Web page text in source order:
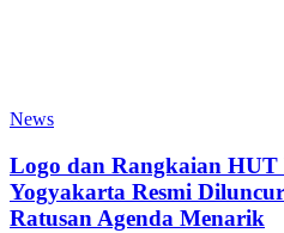
News
Logo dan Rangkaian HUT
Yogyakarta Resmi
Ratusan Agenda Menarik